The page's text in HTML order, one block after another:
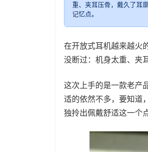
重、夹耳压骨，戴久了耳
记忆点。
在开放式耳机越来越火
没断过：机身太重、夹
这次上手的是一款老产
适的依然不多，要知道
独拎出佩戴舒适这一个